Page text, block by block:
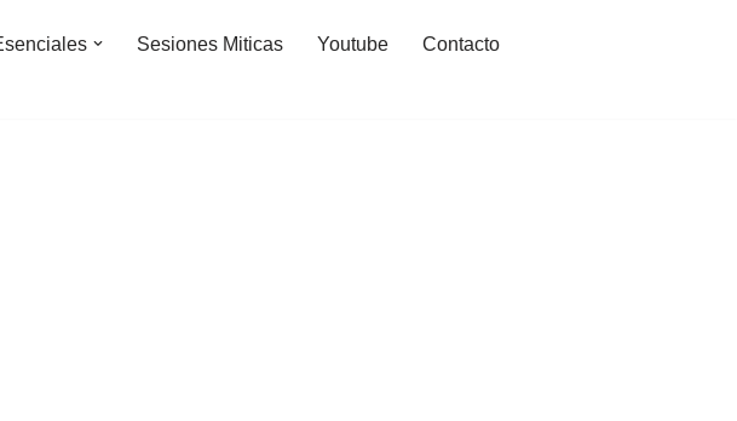
Sesiones Miticas Youtube
Contacto